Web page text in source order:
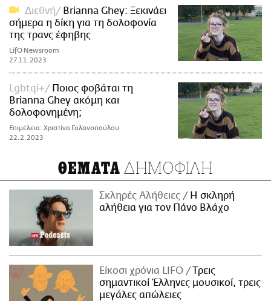
Διεθνή
Brianna Ghey: Ξεκινάει
σήμερα η δίκη για τη δολοφονία
της τρανς έφηβης
LifO Newsroom
27.11.2023
Lgbtqi+
Ποιος φοβάται τη
Brianna Ghey ακόμη και
δολοφονημένη;
Επιμέλεια: Χριστίνα Γαλανοπούλου
22.2.2023
ΘΕΜΑΤΑ ΔΗΜΟΦΙΛΗ
Σκληρές Αλήθειες
H σκληρή
αλήθεια για τον Πάνο Βλάχο
Είκοσι χρόνια LIFO
Tρεις
σημαντικοί Έλληνες μουσικοί, τρεις
μεγάλες απώλειες